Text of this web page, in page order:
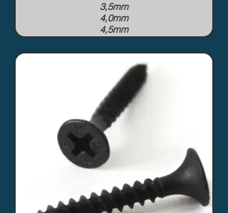
3,5mm
4,0mm
4,5mm
5,0mm
5,5mm